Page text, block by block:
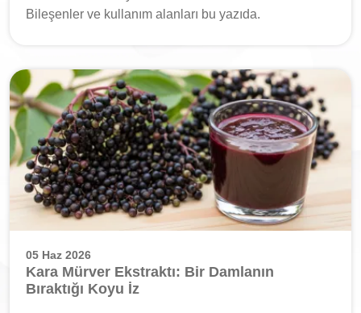
Bileşenler ve kullanım alanları bu yazıda.
05 Haz 2026
Kara Mürver Ekstraktı: Bir Damlanın
Bıraktığı Koyu İz